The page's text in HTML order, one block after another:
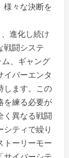
様々な決断を
進化し続け
戦闘システ
、ギャング
バーエンタ
します。この
を練る必要が
く異なる戦闘
ティで繰り
トーリーモー